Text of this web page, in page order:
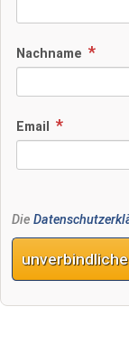
Nachname
Email
Die